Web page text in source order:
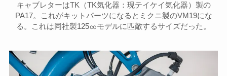
キャブレターはTK（TK気化器：現テイケイ気化器）製の
PA17。これがキットパーツになるとミクニ製のVM19にな
る。これは同社製125㏄モデルに匹敵するサイズだった。